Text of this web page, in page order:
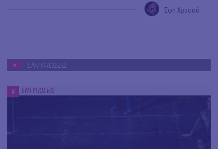
Έφη Χρυσού
ΕΝΤΥΠΩΣΕΙΣ
# ΕΝΤΥΠΩΣΕΙΣ